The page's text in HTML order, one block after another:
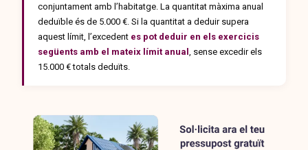
conjuntament amb l’habitatge. La quantitat màxima anual
deduïble és de 5.000 €. Si la quantitat a deduir supera
aquest límit, l’excedent es pot deduir en els exercicis
següents amb el mateix límit anual
, sense excedir els
15.000 € totals deduïts.